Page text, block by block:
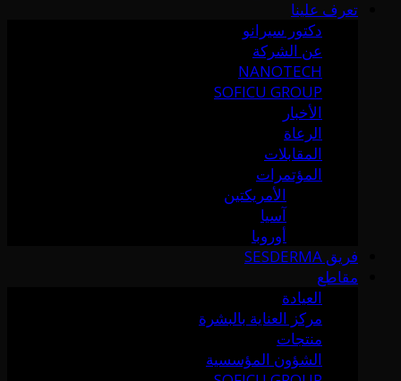
تعرف علينا
دكتور سيرانو
عن الشركة
NANOTECH
SOFICU GROUP
الأخبار
الرعاة
المقابلات
المؤتمرات
الأمريكتين
آسيا
أوروبا
فريق SESDERMA
مقاطع
العيادة
مركز العناية بالبشرة
منتجات
الشؤون المؤسسية